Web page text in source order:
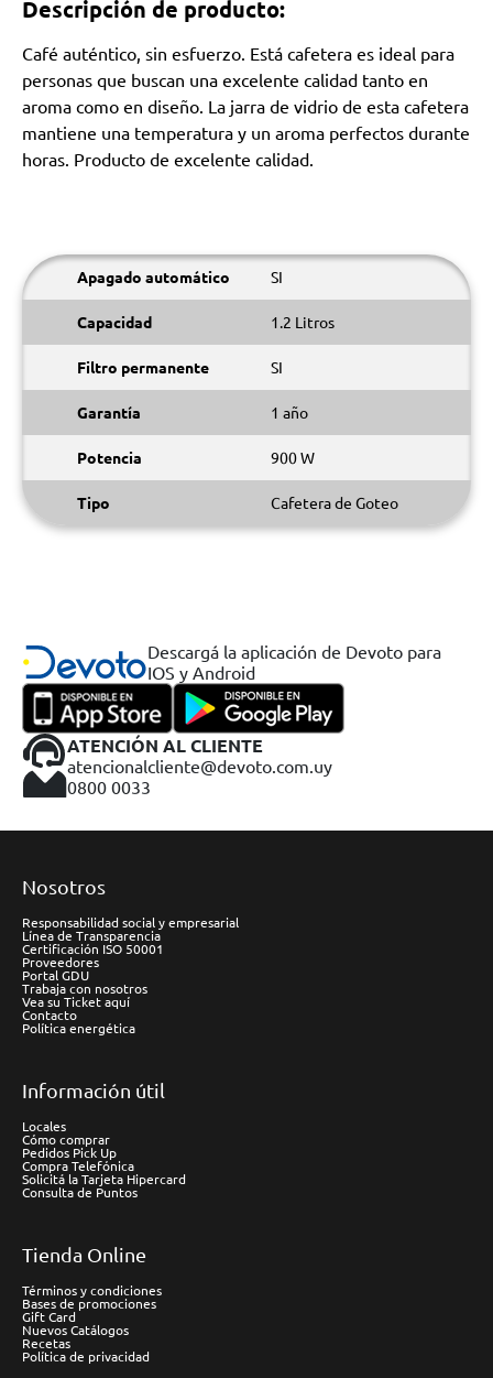
Descripción de producto:
Café auténtico, sin esfuerzo. Está cafetera es ideal para
personas que buscan una excelente calidad tanto en
aroma como en diseño. La jarra de vidrio de esta cafetera
mantiene una temperatura y un aroma perfectos durante
horas. Producto de excelente calidad.
Apagado automático SI
Capacidad 1.2 Litros
Filtro permanente SI
Garantía 1 año
Potencia 900 W
Tipo Cafetera de Goteo
Descargá la aplicación de Devoto para
IOS y Android
ATENCIÓN AL CLIENTE
atencionalcliente@devoto.com.uy
0800 0033
Nosotros
Responsabilidad social y empresarial
Línea de Transparencia
Certificación ISO 50001
Proveedores
Portal GDU
Trabaja con nosotros
Vea su Ticket aquí
Contacto
Política energética
Información útil
Locales
Cómo comprar
Pedidos Pick Up
Compra Telefónica
Solicitá la Tarjeta Hipercard
Consulta de Puntos
Tienda Online
Términos y condiciones
Bases de promociones
Gift Card
Nuevos Catálogos
Recetas
Política de privacidad